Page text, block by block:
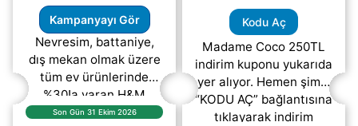
Kampanyayı Gör
Nevresim, battaniye,
dış mekan olmak üzere
tüm ev ürünlerinde
%30!a varan H&M
Home indirimleri sizleri
Son Gün 31 Ekim 2026
Kodu Aç
Madame Coco 250TL
indirim kuponu yukarıda
yer alıyor. Hemen şimdi
“KODU AÇ” bağlantısına
tıklayarak indirim